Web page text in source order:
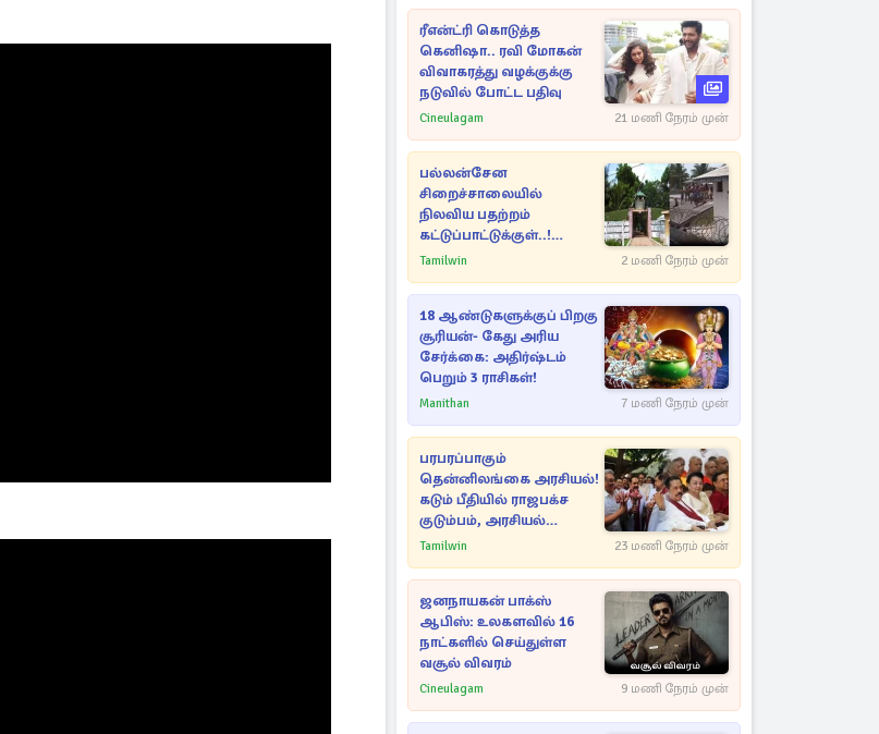
ரீஎன்ட்ரி கொடுத்த
கெனிஷா.. ரவி மோகன்
விவாகரத்து வழக்குக்கு
நடுவில் போட்ட பதிவு
Cineulagam 21 மணி நேரம் முன்
பல்லன்சேன
சிறைச்சாலையில்
நிலவிய பதற்றம்
கட்டுப்பாட்டுக்குள்..!
அதிரடியாக களமிறங்கிய
Tamilwin 2 மணி நேரம் முன்
18 ஆண்டுகளுக்குப் பிறகு
சூரியன்- கேது அரிய
சேர்க்கை: அதிர்ஷ்டம்
பெறும் 3 ராசிகள்!
Manithan 7 மணி நேரம் முன்
பரபரப்பாகும்
தென்னிலங்கை அரசியல்!
கடும் பீதியில் ராஜபக்ச
குடும்பம், அரசியல்
நட்புகள்
Tamilwin 23 மணி நேரம் முன்
ஜனநாயகன் பாக்ஸ்
ஆபிஸ்: உலகளவில் 16
நாட்களில் செய்துள்ள
வசூல் விவரம்
Cineulagam 9 மணி நேரம் முன்